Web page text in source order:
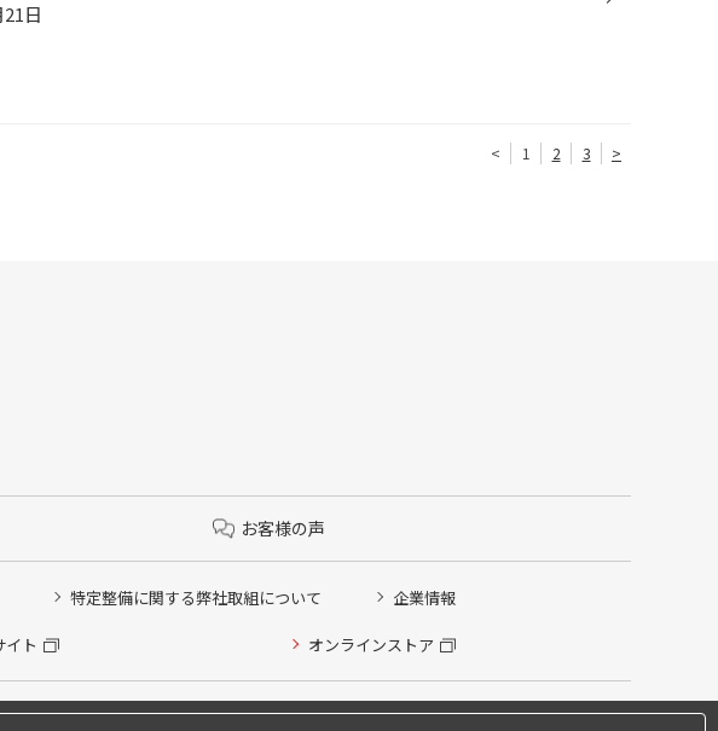
日
< 1 2 3 >
お客様の声
特定整備に関する弊社取組について 企業情報
イト オンラインストア
Reserved.